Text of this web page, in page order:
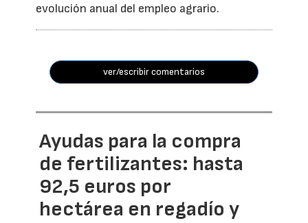
evolución anual del empleo agrario.
ver/escribir comentarios
Ayudas para la compra
de fertilizantes: hasta
92,5 euros por
hectárea en regadío y